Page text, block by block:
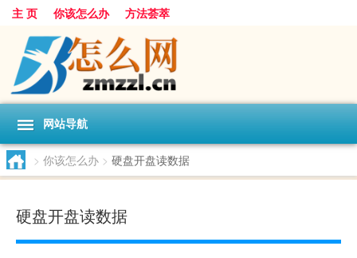
主 页 你该怎么办 方法荟萃
网站导航
> 你该怎么办 > 硬盘开盘读数据
硬盘开盘读数据